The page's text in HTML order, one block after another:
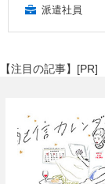
派遣社員
【注目の記事】[PR]